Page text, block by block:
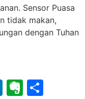
Sensor Puasa
tidak makan,
dengan Tuhan
LinkedIn